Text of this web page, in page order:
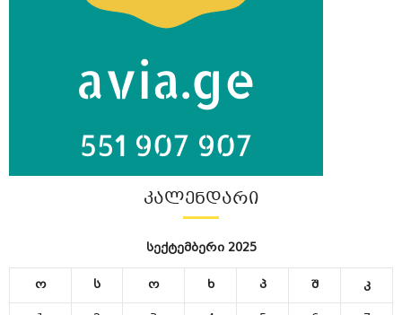
ᲙᲐᲚᲔᲜᲓᲐᲠᲘ
სექტემბერი 2025
ო ს ო ხ პ შ
კ